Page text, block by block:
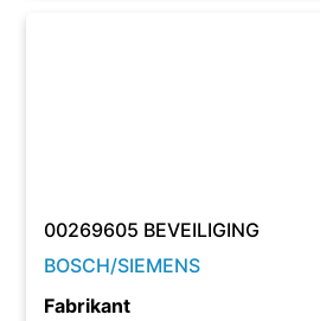
00269605 BEVEILIGING
BOSCH/SIEMENS
Fabrikant